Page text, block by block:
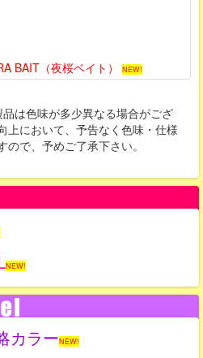
BAIT（夜桜ベイト） NEW!
は色味が多少異なる場合がござ
上において、予告なく色味・仕様
で、予めご了承下さい。
NEW!
カラーNEW!